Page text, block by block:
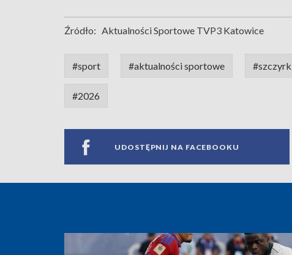
Źródło: Aktualności Sportowe TVP3 Katowice
#sport #aktualności sportowe #szczyrk
#2026
UDOSTĘPNIJ NA FACEBOOKU